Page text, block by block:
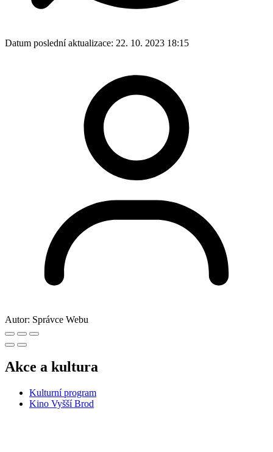
Datum poslední aktualizace: 22. 10. 2023 18:15
Autor: Správce Webu
Akce a kultura
Kulturní program
Kino Vyšší Brod